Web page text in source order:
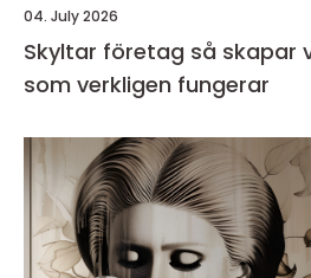
04. July 2026
Skyltar företag så skapar visuella lösningar
som verkligen fungerar